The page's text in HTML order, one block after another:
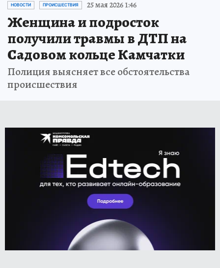
НОВОСТИ ПРОИСШЕСТВИЯ 25 мая 2026 1:46
Женщина и подросток
получили травмы в ДТП на
Садовом кольце Камчатки
Полиция выясняет все обстоятельства
происшествия